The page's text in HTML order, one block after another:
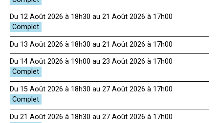
Du 12 Août 2026 à 18h30 au 21 Août 2026 à 17h00
Du 13 Août 2026 à 18h30 au 21 Août 2026 à 17h00
Du 14 Août 2026 à 19h00 au 23 Août 2026 à 17h00
Du 15 Août 2026 à 18h30 au 27 Août 2026 à 17h00
Du 21 Août 2026 à 18h30 au 27 Août 2026 à 17h00